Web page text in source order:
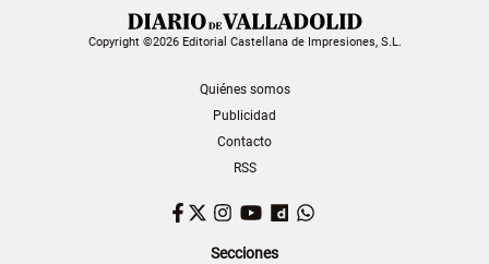
Copyright ©2026 Editorial Castellana de Impresiones, S.L.
Quiénes somos
Publicidad
Contacto
RSS
Facebook
TwitterInstagram
YouTubeDailymotion
Secciones